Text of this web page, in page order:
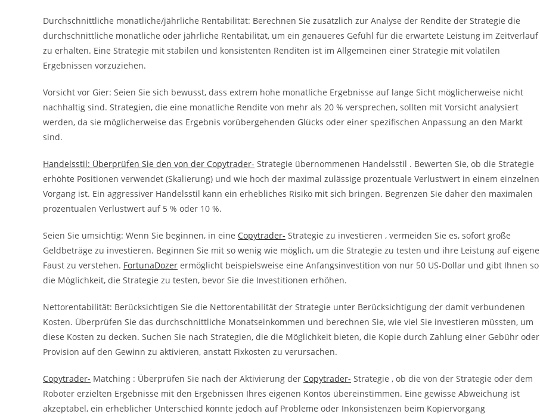
Durchschnittliche monatliche/jährliche Rentabilität: Berechnen Sie zusätzlich zur Analyse der Rendite der Strategie die
durchschnittliche monatliche oder jährliche Rentabilität, um ein genaueres Gefühl für die erwartete Leistung im Zeitverlauf
zu erhalten. Eine Strategie mit stabilen und konsistenten Renditen ist im Allgemeinen einer Strategie mit volatilen
Ergebnissen vorzuziehen.
Vorsicht vor Gier: Seien Sie sich bewusst, dass extrem hohe monatliche Ergebnisse auf lange Sicht möglicherweise nicht
nachhaltig sind. Strategien, die eine monatliche Rendite von mehr als 20 % versprechen, sollten mit Vorsicht analysiert
werden, da sie möglicherweise das Ergebnis vorübergehenden Glücks oder einer spezifischen Anpassung an den Markt
sind.
Handelsstil: Überprüfen Sie den von der Copytrader- Strategie übernommenen Handelsstil . Bewerten Sie, ob die Strategie
erhöhte Positionen verwendet (Skalierung) und wie hoch der maximal zulässige prozentuale Verlustwert in einem einzelnen
Vorgang ist. Ein aggressiver Handelsstil kann ein erhebliches Risiko mit sich bringen. Begrenzen Sie daher den maximalen
prozentualen Verlustwert auf 5 % oder 10 %.
Seien Sie umsichtig: Wenn Sie beginnen, in eine Copytrader- Strategie zu investieren , vermeiden Sie es, sofort große
Geldbeträge zu investieren. Beginnen Sie mit so wenig wie möglich, um die Strategie zu testen und ihre Leistung auf eigene
Faust zu verstehen. FortunaDozer ermöglicht beispielsweise eine Anfangsinvestition von nur 50 US-Dollar und gibt Ihnen so
die Möglichkeit, die Strategie zu testen, bevor Sie die Investitionen erhöhen.
Nettorentabilität: Berücksichtigen Sie die Nettorentabilität der Strategie unter Berücksichtigung der damit verbundenen
Kosten. Überprüfen Sie das durchschnittliche Monatseinkommen und berechnen Sie, wie viel Sie investieren müssten, um
diese Kosten zu decken. Suchen Sie nach Strategien, die die Möglichkeit bieten, die Kopie durch Zahlung einer Gebühr oder
Provision auf den Gewinn zu aktivieren, anstatt Fixkosten zu verursachen.
Copytrader- Matching : Überprüfen Sie nach der Aktivierung der Copytrader- Strategie , ob die von der Strategie oder dem
Roboter erzielten Ergebnisse mit den Ergebnissen Ihres eigenen Kontos übereinstimmen. Eine gewisse Abweichung ist
akzeptabel, ein erheblicher Unterschied könnte jedoch auf Probleme oder Inkonsistenzen beim Kopiervorgang